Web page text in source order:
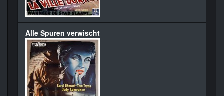
Alle Spuren verwischt